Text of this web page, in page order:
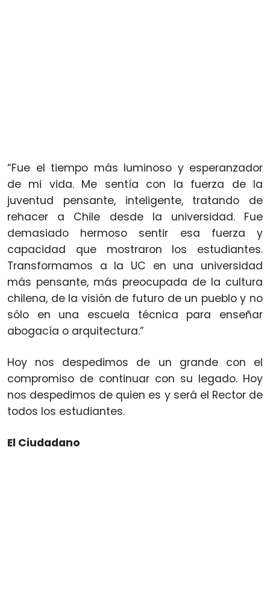
“Fue el tiempo más luminoso y esperanzador
de mi vida. Me sentía con la fuerza de la
juventud pensante, inteligente, tratando de
rehacer a Chile desde la universidad. Fue
demasiado hermoso sentir esa fuerza y
capacidad que mostraron los estudiantes.
Transformamos a la UC en una universidad
más pensante, más preocupada de la cultura
chilena, de la visión de futuro de un pueblo y no
sólo en una escuela técnica para enseñar
abogacía o arquitectura.”
Hoy nos despedimos de un grande con el
compromiso de continuar con su legado. Hoy
nos despedimos de quien es y será el Rector de
todos los estudiantes.
El Ciudadano